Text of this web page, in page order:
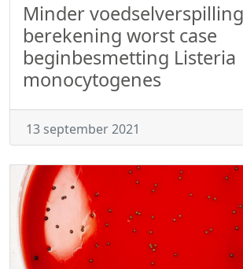
Minder
berekening worst case
beginbesmetting Listeria
monocytogenes
13 september 2021